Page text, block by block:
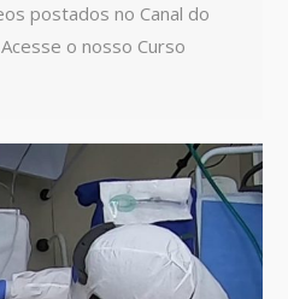
postados no Canal do
o nosso Curso